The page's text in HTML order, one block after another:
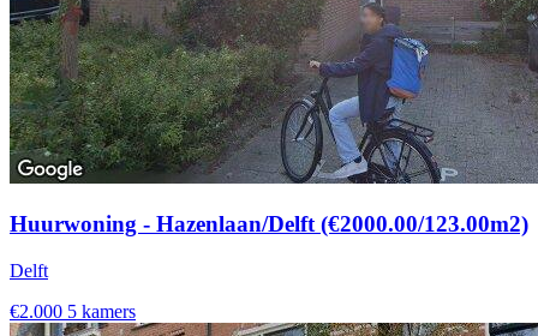
Huurwoning - Hazenlaan/Delft (€2000.00/123.00m2)
Delft
€2.000 5 kamers